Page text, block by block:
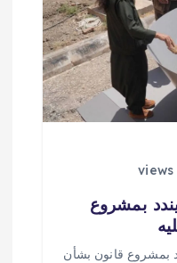
بمشروع
بمشروع قانون بشأن